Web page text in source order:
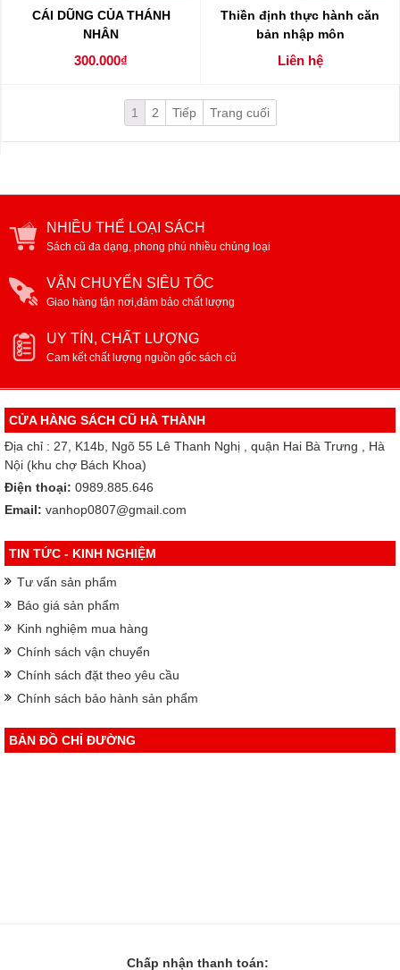
CÁI DŨNG CỦA THÁNH
NHÂN
300.000₫
Thiền định thực hành căn
bản nhập môn
Liên hệ
1 2 Tiếp Trang cuối
NHIỀU THỂ LOẠI SÁCH
Sách cũ đa dạng, phong phú nhiều chủng loại
VẬN CHUYỂN SIÊU TỐC
Giao hàng tận nơi,đảm bảo chất lượng
UY TÍN, CHẤT LƯỢNG
Cam kết chất lượng nguồn gốc sách cũ
CỬA HÀNG SÁCH CŨ HÀ THÀNH
Địa chỉ : 27, K14b, Ngõ 55 Lê Thanh Nghị , quận Hai Bà Trưng , Hà
Nội (khu chợ Bách Khoa)
Điện thoại: 0989.885.646
Email: vanhop0807@gmail.com
TIN TỨC - KINH NGHIỆM
Tư vấn sản phẩm
Báo giá sản phẩm
Kinh nghiệm mua hàng
Chính sách vận chuyển
Chính sách đặt theo yêu cầu
Chính sách bảo hành sản phẩm
BẢN ĐỒ CHỈ ĐƯỜNG
Chấp nhận thanh toán: